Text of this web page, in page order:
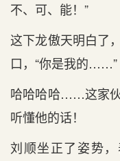
不、可、能！”
这下龙傲天明白了
口，“你是我的……”
哈哈哈哈……这家
听懂他的话！
刘顺坐正了姿势